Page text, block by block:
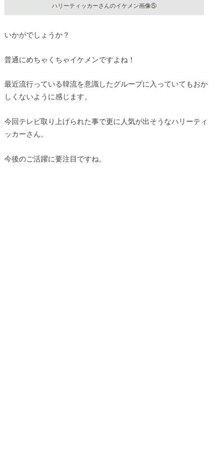
ハリーティッカーさんのイケメン画像⑤
いかがでしょうか？
普通にめちゃくちゃイケメンですよね！
最近流行っている韓流を意識したグループに入っていてもおか
しくないように感じます。
今回テレビ取り上げられた事で更に人気が出そうなハリーティ
ッカーさん。
今後のご活躍に要注目ですね。